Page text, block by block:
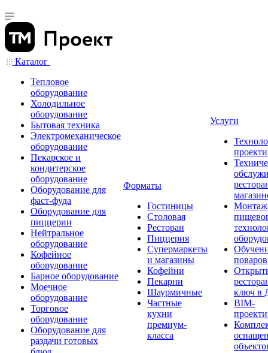
Каталог
Тепловое
оборудование
Холодильное
оборудование
Бытовая техника
Электромеханическое
оборудование
Пекарское и
кондитерское
оборудование
Оборудование для
фаст-фуда
Оборудование для
пиццерии
Нейтральное
оборудование
Кофейное
оборудование
Барное оборудование
Моечное
оборудование
Торговое
оборудование
Оборудование для
раздачи готовых
Форматы
Гостиницы
Столовая
Ресторан
Пиццерия
Супермаркеты
и магазины
Кофейни
Пекарни
Шаурмичные
Частные
кухни
премиум-
класса
Услуги
Монтаж
поваров
ключ в
BIM-